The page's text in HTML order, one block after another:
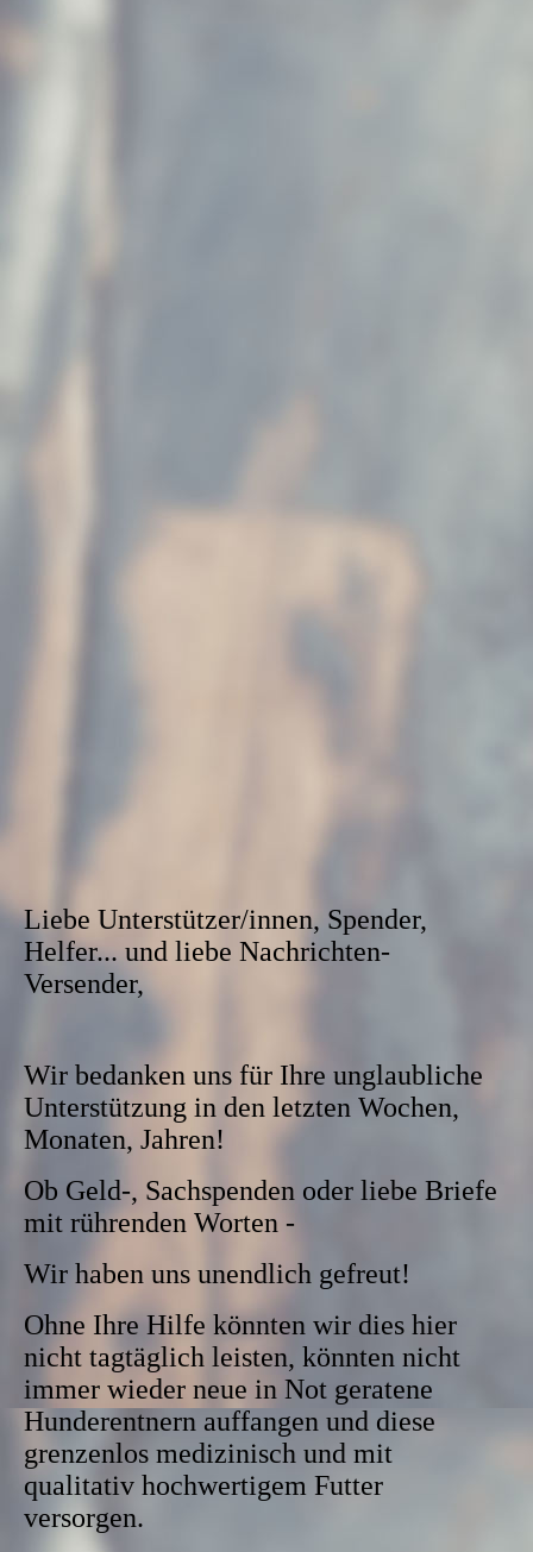
Liebe Unterstützer/innen, Spender,
Helfer... und liebe Nachrichten-
Versender,
Wir bedanken uns für Ihre unglaubliche
Unterstützung in den letzten Wochen,
Monaten, Jahren!
Ob Geld-, Sachspenden oder liebe Briefe
mit rührenden Worten -
Wir haben uns unendlich gefreut!
Ohne Ihre Hilfe könnten wir dies hier
nicht tagtäglich leisten, könnten nicht
immer wieder neue in Not geratene
Hunderentnern auffangen und diese
grenzenlos medizinisch und mit
qualitativ hochwertigem Futter
versorgen.